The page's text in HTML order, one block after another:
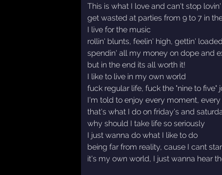
This is what I love and can't stop lovin'
get wasted at parties from 9 to 7 in
I live for the music
rollin' blunts, feelin' high, gettin'
spendin' all my money on dope and
but in the end its all worth it!
I like to live in my own world
fuck regular life, fuck the "nine to five"
I'm told to enjoy every moment,
that's what I do on friday's and
why should I take life so seriously
I just wanna do what I like to do
being far from reality, cause I cant
it's my own world, I just wanna hear